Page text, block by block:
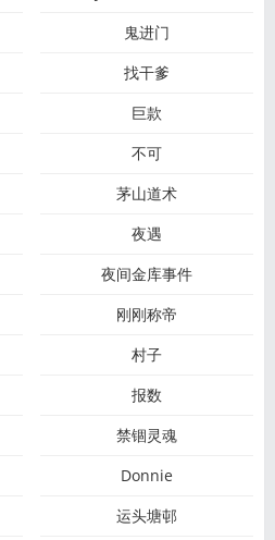
鬼进门
找干爹
巨款
不可
茅山道术
夜遇
夜间金库事件
刚刚称帝
村子
报数
禁锢灵魂
Donnie
运头塘邨